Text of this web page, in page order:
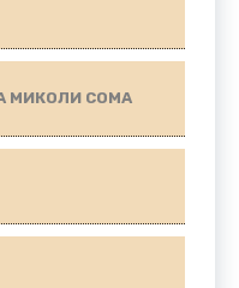
МИКОЛИ СОМА